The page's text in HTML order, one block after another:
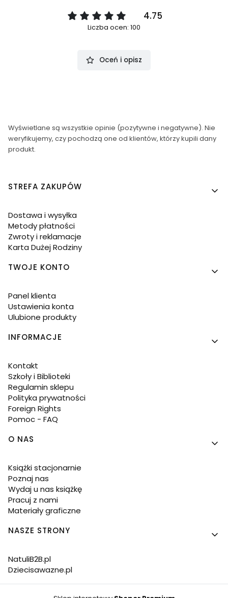
4.75
Liczba ocen: 100
Oceń i opisz
Wyświetlane są wszystkie opinie (pozytywne i negatywne). Nie
weryfikujemy, czy pochodzą one od klientów, którzy kupili dany
produkt.
Linki w stopce
STREFA ZAKUPÓW
Dostawa i wysyłka
Metody płatności
Zwroty i reklamacje
Karta Dużej Rodziny
TWOJE KONTO
Panel klienta
Ustawienia konta
Ulubione produkty
INFORMACJE
Kontakt
Szkoły i Biblioteki
Regulamin sklepu
Polityka prywatności
Foreign Rights
Pomoc - FAQ
O NAS
Książki stacjonarnie
Poznaj nas
Wydaj u nas książkę
Pracuj z nami
Materiały graficzne
NASZE STRONY
NatuliB2B.pl
Dziecisawazne.pl